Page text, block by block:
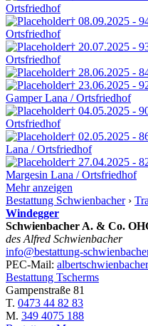
Ortsfriedhof
† 08.09.2025 -
Ortsfriedhof
† 20.07.2025 -
Ortsfriedhof
† 28.06.2025 -
† 23.06.2025 -
GamperLana / Ortsfriedhof
† 04.05.2025 -
Ortsfriedhof
† 02.05.2025 -
Lana / Ortsfriedhof
† 27.04.2025 -
Margesin Lana / Ortsfriedhof
Mehr anzeigen
Bestattung Schwienbacher›
Windegger
Schwienbacher A. & Co.
des Alfred Schwienbacher
info@bestattung-
PEC-Mail:
Bestattung Tscherms
Gampenstraße 81
T. 0473 44 82 83
M. 349 4075 188